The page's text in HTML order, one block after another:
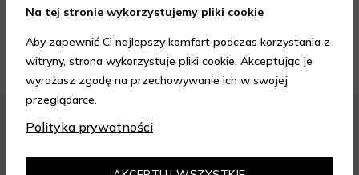
Porady kosmetyczne
Na tej stronie wykorzystujemy pliki cookie
Aby zapewnić Ci najlepszy komfort podczas korzystania z
witryny, strona wykorzystuje pliki cookie. Akceptując je
wyrażasz zgodę na przechowywanie ich w swojej
przeglądarce.
Polityka prywatności